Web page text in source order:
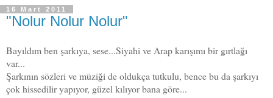
16 Mart 2011
"Nolur Nolur Nolur"
Bayıldım ben şarkıya, sese...Siyahi ve Arap karışımı bir gırtlağı
var...
Şarkının sözleri ve müziği de oldukça tutkulu, bence bu da şarkıyı
çok hissedilir yapıyor, güzel kılıyor bana göre...